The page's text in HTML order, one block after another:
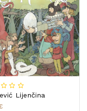
Lijenčina